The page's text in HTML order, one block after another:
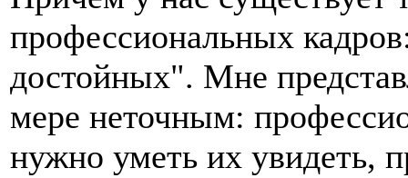
профессиональных
достойных". Мне
мере неточным:
нужно уметь их увидеть,